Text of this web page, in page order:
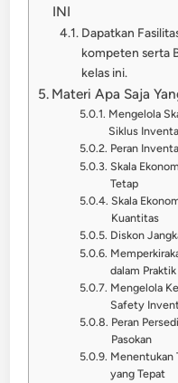
INI
Dapatkan
kompeten serta
kelas ini.
Materi Apa Saja
Mengelola
Siklus
Peran
Skala
Tetap
Skala
Kuantitas
Diskon
dalam Praktik
Mengelola
Safety
Peran
Pasokan
Menentukan
yang Tepat